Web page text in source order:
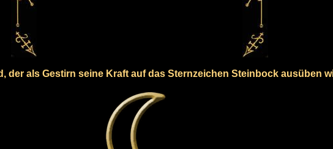
der als Gestirn seine Kraft auf das Sternzeichen Steinbock ausüben